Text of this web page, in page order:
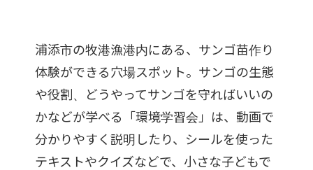
浦添市の牧港漁港内にある、サンゴ苗作り
体験ができる穴場スポット。サンゴの生態
や役割、どうやってサンゴを守ればいいの
かなどが学べる「環境学習会」は、動画で
分かりやすく説明したり、シールを使った
テキストやクイズなどで、小さな子どもで